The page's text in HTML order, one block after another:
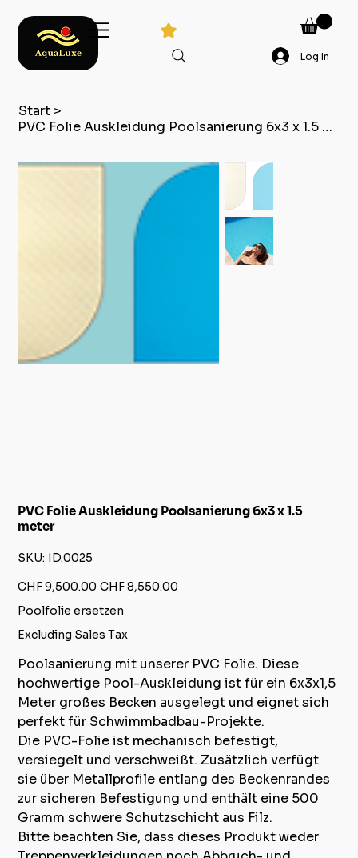
Log In
Start >
PVC Folie Auskleidung Poolsanierung 6x3 x 1.5 meter
PVC Folie Auskleidung Poolsanierung 6x3 x 1.5
meter
SKU: SKU
ID.0025
ID.0025
Original
price
CHF 9,500.00
Sale
price
CHF 8,550.00
Poolfolie ersetzen
Excluding Sales Tax
Poolsanierung mit unserer PVC Folie. Diese
hochwertige Pool-Auskleidung ist für ein 6x3x1,5
Meter großes Becken ausgelegt und eignet sich
perfekt für Schwimmbadbau-Projekte.
Die PVC-Folie ist mechanisch befestigt,
versiegelt und verschweißt. Zusätzlich verfügt
sie über Metallprofile entlang des Beckenrandes
zur sicheren Befestigung und enthält eine 500
Gramm schwere Schutzschicht aus Filz.
Bitte beachten Sie, dass dieses Produkt weder